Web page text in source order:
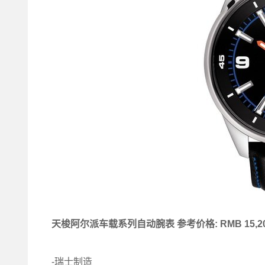
天梭阿尔派车载系列自动腕表 参考价格: RMB
-瑞士制造